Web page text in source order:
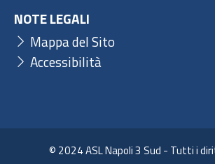
NOTE LEGALI
Mappa del Sito
Accessibilità
© 2024 ASL Napoli 3 Sud - Tutti i